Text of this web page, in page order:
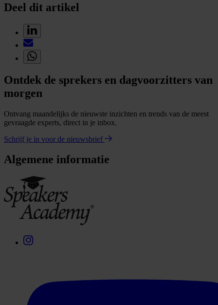
Deel dit artikel
Ontdek de sprekers en dagvoorzitters van
morgen
Ontvang maandelijks de nieuwste inzichten en trends van de meest
gevraagde experts, direct in je inbox.
Schrijf je in voor de nieuwsbrief
Algemene informatie